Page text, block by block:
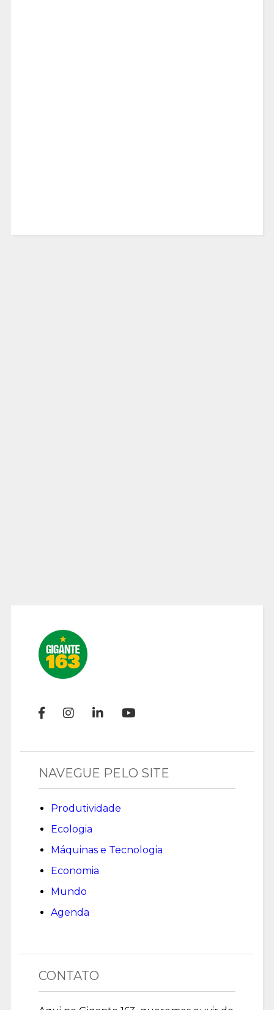
NAVEGUE PELO SITE
Produtividade
Ecologia
Máquinas e Tecnologia
Economia
Mundo
Agenda
CONTATO